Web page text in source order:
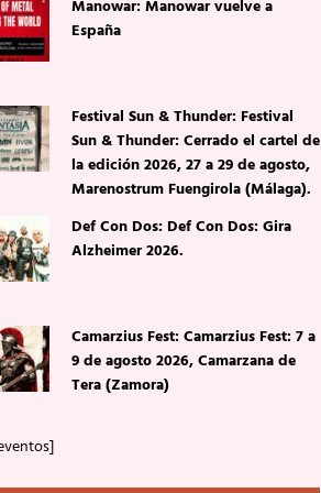
Manowar: Manowar vuelve a
España
Festival Sun & Thunder: Festival
Sun & Thunder: Cerrado el cartel de
la edición 2026, 27 a 29 de agosto,
Marenostrum Fuengirola (Málaga).
Def Con Dos: Def Con Dos: Gira
Alzheimer 2026.
Camarzius Fest: Camarzius Fest: 7 a
9 de agosto 2026, Camarzana de
Tera (Zamora)